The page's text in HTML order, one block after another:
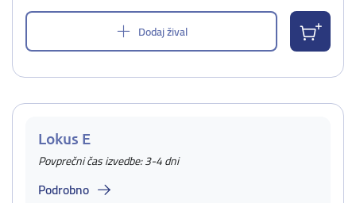
Dodaj žival
Lokus E
Povprečni čas izvedbe: 3-4 dni
Podrobno